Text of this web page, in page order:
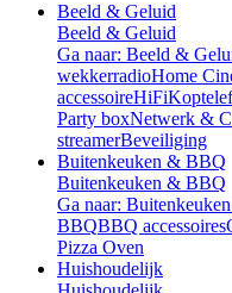
Beeld & Geluid
Beeld & Geluid
Ga naar: Beeld &
wekkerradioHome
accessoireHiFi
Party boxNetwerk &
streamerBeveiliging
Buitenkeuken & BBQ
Buitenkeuken & BBQ
Ga naar:
BBQBBQ accessoires
Pizza Oven
Huishoudelijk